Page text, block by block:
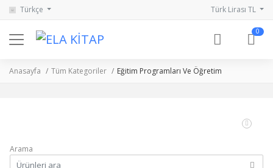
Türkçe Türk Lirası TL
0
Anasayfa Tüm Kategoriler Eğitim Programları Ve Öğretim
Arama